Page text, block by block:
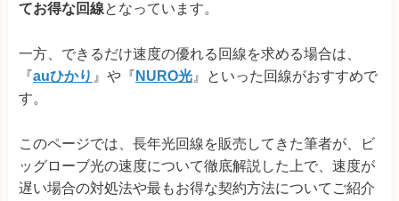
てお得な回線となっています。
一方、できるだけ速度の優れる回線を求める場合は、
『auひかり 』や『 NURO光 』といった回線がおすすめで
す。
このページでは、長年光回線を販売してきた筆者が、ビ
ッグローブ光の速度について徹底解説した上で、速度が
遅い場合の対処法や最もお得な契約方法についてご紹介